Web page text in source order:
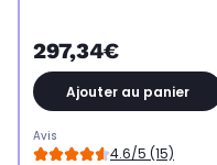
297,34€
Ajouter au panier
Avis
4.6/5 (15)